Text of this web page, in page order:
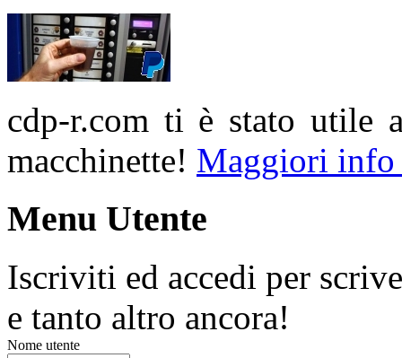
cdp-r.com ti è stato utile
macchinette! Maggiori
Menu Utente
Iscriviti ed accedi per
e tanto altro ancora!
Nome utente